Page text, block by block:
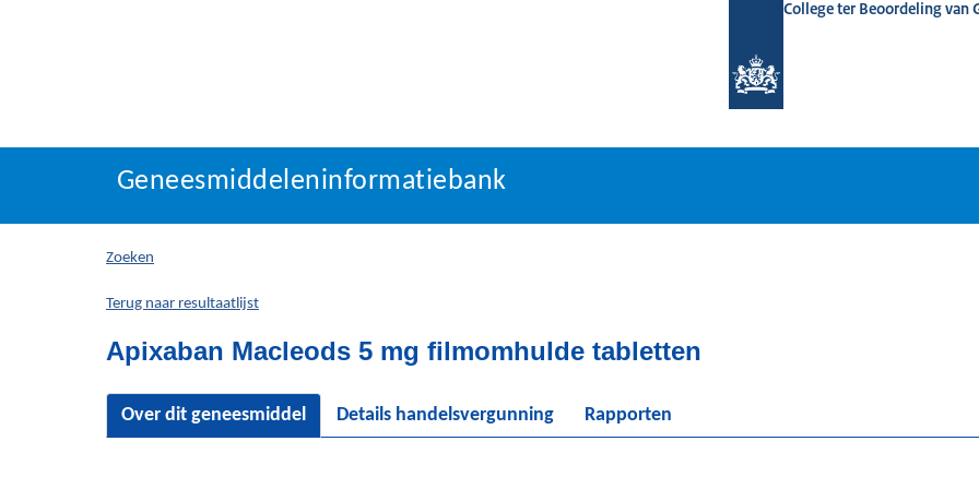
College ter Beoordeling van
Geneesmiddeleninformatiebank
U
hier:
Geneesmiddeleninformatiebank
Zoeken
Terug naar resultaatlijst
Apixaban Macleods 5 mg filmomhulde tabletten
Over dit geneesmiddel Details handelsvergunning Rapporten